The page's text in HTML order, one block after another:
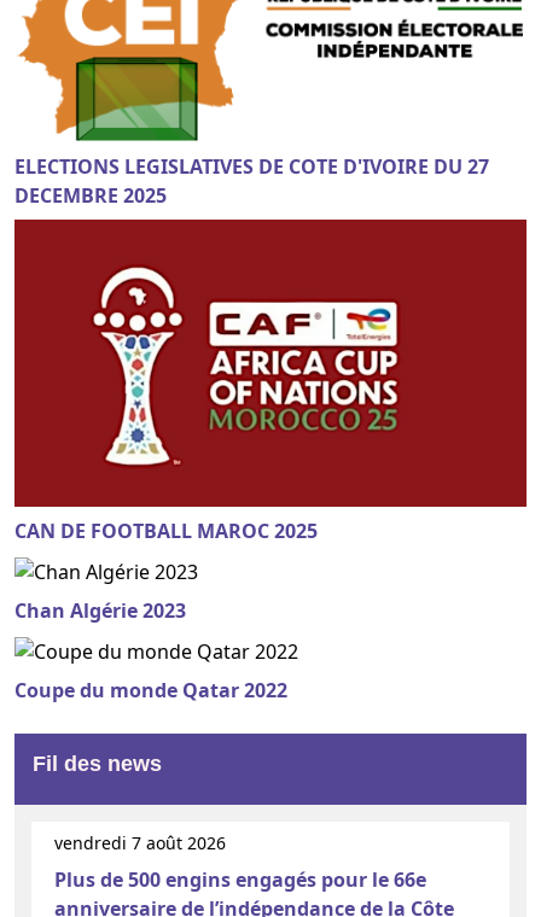
ELECTIONS LEGISLATIVES DE COTE D'IVOIRE DU 27
DECEMBRE 2025
CAN DE FOOTBALL MAROC 2025
Chan Algérie 2023
Coupe du monde Qatar 2022
Fil des news
vendredi 7 août 2026
Plus de 500 engins engagés pour le 66e
anniversaire de l’indépendance de la Côte